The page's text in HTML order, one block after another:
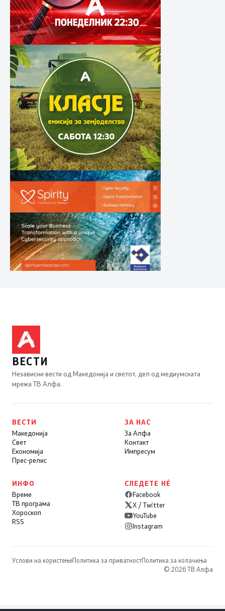
ВЕСТИ
Независни вести од Македонија и светот, дел од медиумската
мрежа ТВ Алфа.
ВЕСТИ
Македонија
Свет
Економија
Прес-релис
ЗА НАС
За Алфа
Контакт
Импресум
ИНФО
Време
ТВ програма
Хороскоп
RSS
СЛЕДЕТЕ НÉ
Facebook
X / Twitter
YouTube
Instagram
Услови на користењеПолитика за приватностПолитика за колачиња
© 2026 ТВ Алфа